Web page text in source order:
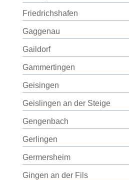
Friedrichshafen
Gaggenau
Gaildorf
Gammertingen
Geisingen
Geislingen an der Steige
Gengenbach
Gerlingen
Germersheim
Gingen an der Fils